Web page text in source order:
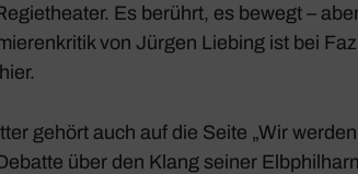
Es berührt, es bewegt –
von Jürgen Liebing ist bei
gehört auch auf die Seite „Wir
über den Klang seiner